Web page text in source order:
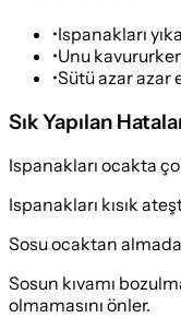
•Ispanakları
•Unu
•Sütü azar azar
Sık Yapılan
Ispanakları ocakta
Ispanakları kısık
Sosu ocaktan
Sosun kıvamı
olmamasını önler.